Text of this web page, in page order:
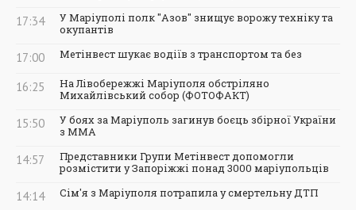
17:34
У Маріуполі полк "Азов" знищує ворожу техніку та
окупантів
17:00 Метінвест шукає водіїв з транспортом та без
16:25
На Лівобережжі Маріуполя обстріляно
Михайлівський собор (ФОТОФАКТ)
15:50
У боях за Маріуполь загинув боєць збірної України
з ММА
14:57
Представники Групи Метінвест допомогли
розмістити у Запоріжжі понад 3000 маріупольців
14:14 Сім'я з Маріуполя потрапила у смертельну ДТП